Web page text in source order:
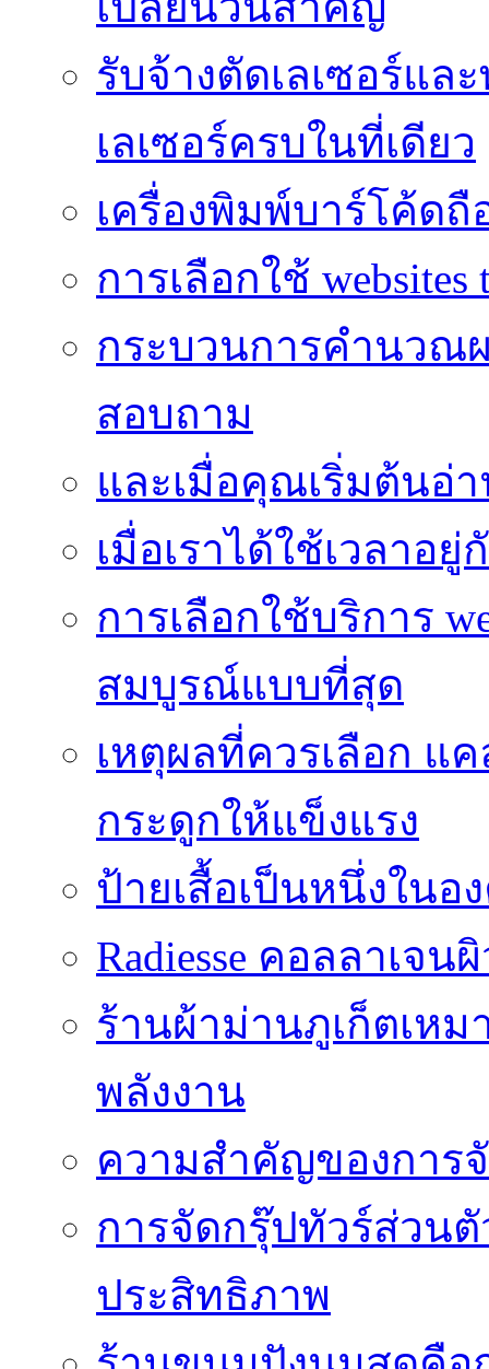
รับจ้างตัดเลเซอร์แ
เลเซอร์ครบในที่เดียว
เครื่องพิมพ์บาร์โค้ด
การเลือกใช้ websites
กระบวนการคำนวณ
สอบถาม
และเมื่อคุณเริ่มต้นอ่า
เมื่อเราได้ใช้เวลาอยู่
การเลือกใช้บริการ
สมบูรณ์แบบที่สุด
เหตุผลที่ควรเลือก แ
กระดูกให้แข็งแรง
ป้ายเสื้อเป็นหนึ่งใน
Radiesse คอลลาเจน
ร้านผ้าม่านภูเก็ตเห
พลังงาน
ความสำคัญของการ
การจัดกรุ๊ปทัวร์ส่วน
ประสิทธิภาพ